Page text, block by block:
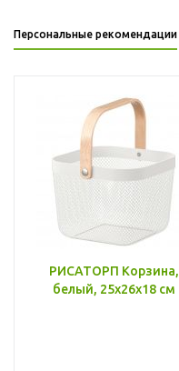
Персональные рекомендации
РИСАТОРП Корзина,
белый, 25x26x18 см